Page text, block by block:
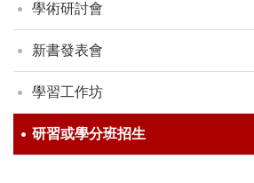
學術研討會
新書發表會
學習工作坊
研習或學分班招生